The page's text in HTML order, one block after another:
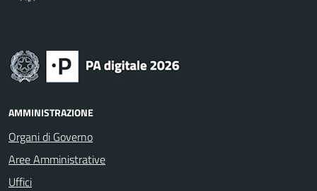
AMMINISTRAZIONE
Organi di Governo
Aree Amministrative
Uffici